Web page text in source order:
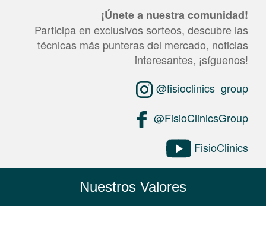
¡Únete a nuestra comunidad!
Participa en exclusivos sorteos, descubre las
técnicas más punteras del mercado, noticias
interesantes, ¡síguenos!
@fisioclinics_group
@FisioClinicsGroup
FisioClinics
Nuestros Valores